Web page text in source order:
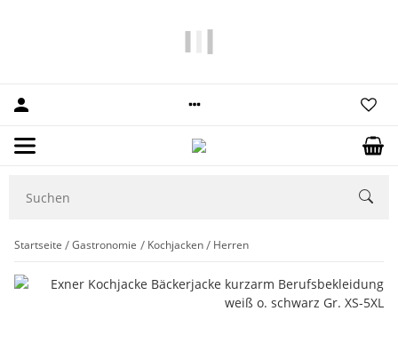
Startseite Gastronomie Kochjacken Herren